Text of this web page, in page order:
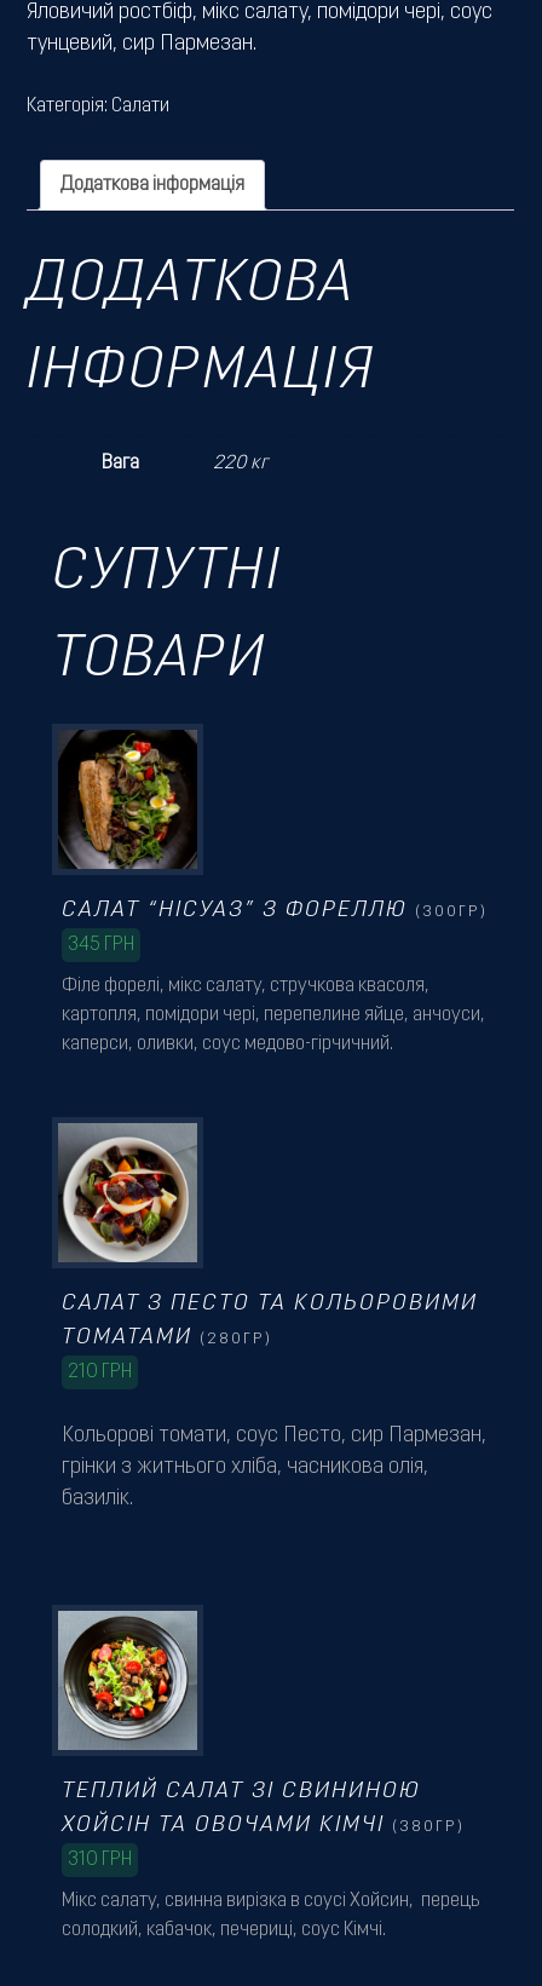
Яловичий ростбіф, мікс салату, помідори чері, соус
тунцевий, сир Пармезан.
Категорія: Салати
Додаткова інформація
ДОДАТКОВА
ІНФОРМАЦІЯ
Вага 220 кг
СУПУТНІ
ТОВАРИ
Філе форелі, мікс салату, стручкова квасоля,
картопля, помідори чері, перепелине яйце, анчоуси,
каперси, оливки, соус медово-гірчичний.
САЛАТ “НІСУАЗ” З ФОРЕЛЛЮ (300ГР)
345 ГРН
Кольорові томати, соус Песто, сир Пармезан,
грінки з житнього хліба, часникова олія,
базилік.
САЛАТ З ПЕСТО ТА КОЛЬОРОВИМИ
ТОМАТАМИ
(280ГР)
210 ГРН
Мікс салату, свинна вирізка в соусі Хойсин, перець
солодкий, кабачок, печериці, соус Кімчі.
ТЕПЛИЙ САЛАТ ЗІ СВИНИНОЮ
ХОЙСІН ТА ОВОЧАМИ КІМЧІ
(380ГР)
310 ГРН